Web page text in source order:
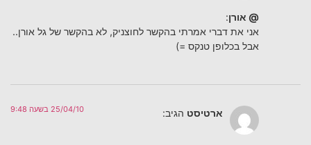
@ אורן:
אני את דברי אמרתי בהקשר לחוצניק, לא בהקשר של גל אורן..
אבל בכלופן טנקס =)
ארטיסט הגיב: 25/04/10 בשעה 9:48